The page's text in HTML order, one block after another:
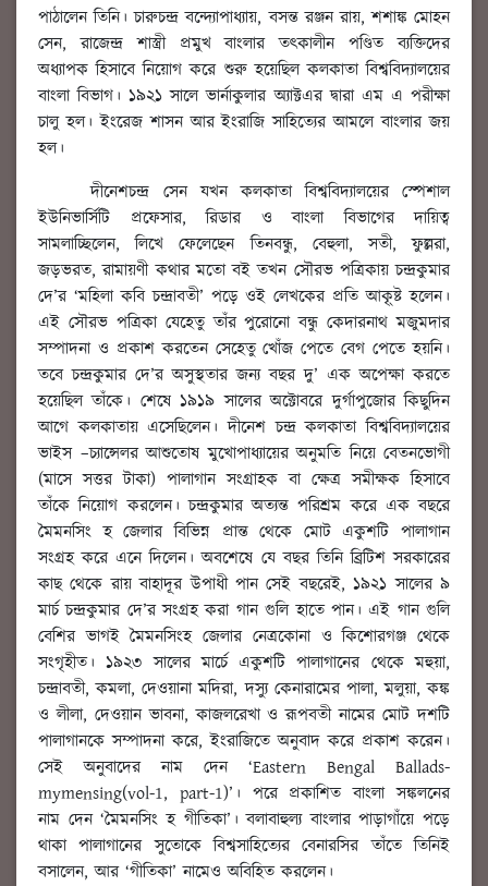
পাঠালেন তিনি। চারুচন্দ্র বন্দ্যোপাধ্যায়, বসন্ত রঞ্জন রায়, শশাঙ্ক মোহন
সেন, রাজেন্দ্র শাস্ত্রী প্রমুখ বাংলার তত্কালীন পণ্ডিত ব্যক্তিদের
অধ্যাপক হিসাবে নিয়োগ করে শুরু হয়েছিল কলকাতা বিশ্ববিদ্যালয়ের
বাংলা বিভাগ। ১৯২১ সালে ভার্নাকুলার অ্যাক্টএর দ্বারা এম এ পরীক্ষা
চালু হল। ইংরেজ শাসন আর ইংরাজি সাহিত্যের আমলে বাংলার জয়
হল।
দীনেশচন্দ্র সেন যখন কলকাতা বিশ্ববিদ্যালয়ের স্পেশাল
ইউনিভার্সিটি প্রফেসার, রিডার ও বাংলা বিভাগের দায়িত্ব
সামলাচ্ছিলেন, লিখে ফেলেছেন তিনবন্ধু, বেহুলা, সতী, ফুল্লরা,
জড়ভরত, রামায়ণী কথার মতো বই তখন সৌরভ পত্রিকায় চন্দ্রকুমার
দে’র ‘মহিলা কবি চন্দ্রাবতী’ পড়ে ওই লেখকের প্রতি আকৃ্ষ্ট হলেন।
এই সৌরভ পত্রিকা যেহেতু তাঁর পুরোনো বন্ধু কেদারনাথ মজুমদার
সম্পাদনা ও প্রকাশ করতেন সেহেতু খোঁজ পেতে বেগ পেতে হয়নি।
তবে চন্দ্রকুমার দে’র অসুস্থতার জন্য বছর দু’ এক অপেক্ষা করতে
হয়েছিল তাঁকে। শেষে ১৯১৯ সালের অক্টোবরে দুর্গাপুজোর কিছুদিন
আগে কলকাতায় এসেছিলেন। দীনেশ চন্দ্র কলকাতা বিশ্ববিদ্যালয়ের
ভাইস –চ্যান্সেলর আশুতোষ মুখোপাধ্যায়ের অনুমতি নিয়ে বেতনভোগী
(মাসে সত্তর টাকা) পালাগান সংগ্রাহক বা ক্ষেত্র সমীক্ষক হিসাবে
তাঁকে নিয়োগ করলেন। চন্দ্রকুমার অত্যন্ত পরিশ্রম করে এক বছরে
মৈমনসিং হ জেলার বিভিন্ন প্রান্ত থেকে মোট একুশটি পালাগান
সংগ্রহ করে এনে দিলেন। অবশেষে যে বছর তিনি ব্রিটিশ সরকারের
কাছ থেকে রায় বাহাদূর উপাধী পান সেই বছরেই, ১৯২১ সালের ৯
মার্চ চন্দ্রকুমার দে’র সংগ্রহ করা গান গুলি হাতে পান। এই গান গুলি
বেশির ভাগই মৈমনসিংহ জেলার নেত্রকোনা ও কিশোরগঞ্জ থেকে
সংগৃহীত। ১৯২৩ সালের মার্চে একুশটি পালাগানের থেকে মহুয়া,
চন্দ্রাবতী, কমলা, দেওয়ানা মদিরা, দস্যু কেনারামের পালা, মলুয়া, কঙ্ক
ও লীলা, দেওয়ান ভাবনা, কাজলরেখা ও রূপবতী নামের মোট দশটি
পালাগানকে সম্পাদনা করে, ইংরাজিতে অনুবাদ করে প্রকাশ করেন।
সেই অনুবাদের নাম দেন ‘Eastern Bengal Ballads-
mymensing(vol-1, part-1)’। পরে প্রকাশিত বাংলা সঙ্কলনের
নাম দেন ‘মৈমনসিং হ গীতিকা’। বলাবাহুল্য বাংলার পাড়াগাঁয়ে পড়ে
থাকা পালাগানের সুতোকে বিশ্বসাহিত্যের বেনারসির তাঁতে তিনিই
বসালেন, আর ‘গীতিকা’ নামেও অবিহিত করলেন।